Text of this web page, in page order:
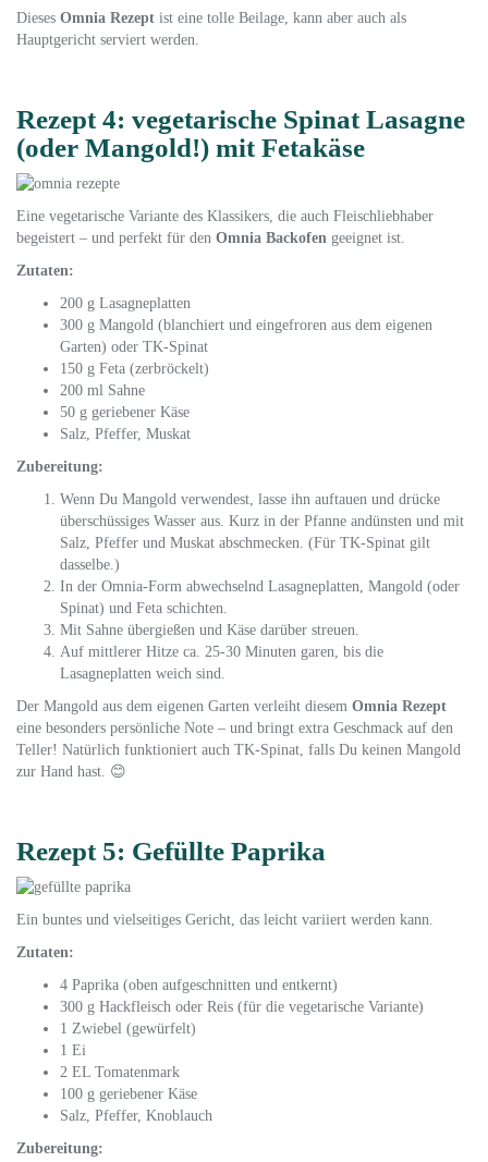
Dieses Omnia Rezept ist eine tolle Beilage, kann aber auch als
Hauptgericht serviert werden.
Rezept 4: vegetarische Spinat Lasagne
(oder Mangold!) mit Fetakäse
Eine vegetarische Variante des Klassikers, die auch Fleischliebhaber
begeistert – und perfekt für den Omnia Backofen geeignet ist.
Zutaten:
200 g Lasagneplatten
300 g Mangold (blanchiert und eingefroren aus dem eigenen
Garten) oder TK-Spinat
150 g Feta (zerbröckelt)
200 ml Sahne
50 g geriebener Käse
Salz, Pfeffer, Muskat
Zubereitung:
Wenn Du Mangold verwendest, lasse ihn auftauen und drücke
überschüssiges Wasser aus. Kurz in der Pfanne andünsten und mit
Salz, Pfeffer und Muskat abschmecken. (Für TK-Spinat gilt
dasselbe.)
In der Omnia-Form abwechselnd Lasagneplatten, Mangold (oder
Spinat) und Feta schichten.
Mit Sahne übergießen und Käse darüber streuen.
Auf mittlerer Hitze ca. 25-30 Minuten garen, bis die
Lasagneplatten weich sind.
Der Mangold aus dem eigenen Garten verleiht diesem Omnia Rezept
eine besonders persönliche Note – und bringt extra Geschmack auf den
Teller! Natürlich funktioniert auch TK-Spinat, falls Du keinen Mangold
zur Hand hast. 😊
Rezept 5: Gefüllte Paprika
Ein buntes und vielseitiges Gericht, das leicht variiert werden kann.
Zutaten:
4 Paprika (oben aufgeschnitten und entkernt)
300 g Hackfleisch oder Reis (für die vegetarische Variante)
1 Zwiebel (gewürfelt)
1 Ei
2 EL Tomatenmark
100 g geriebener Käse
Salz, Pfeffer, Knoblauch
Zubereitung: